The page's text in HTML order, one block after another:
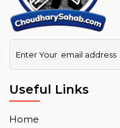
Useful Links
Home